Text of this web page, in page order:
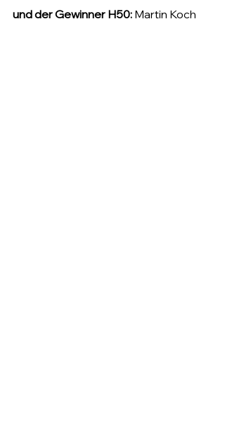
und der Gewinner H50: Martin Koch